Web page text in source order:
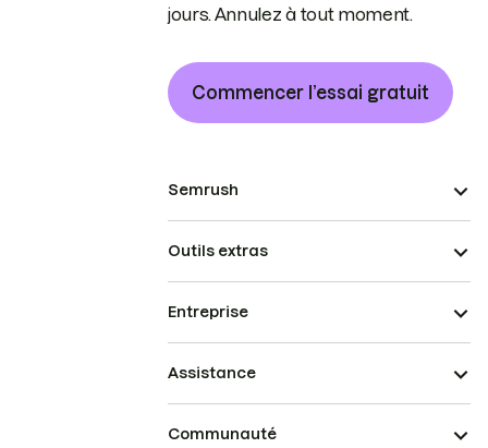
jours. Annulez à tout moment.
Commencer l’essai gratuit
Semrush
Outils extras
Entreprise
Assistance
Communauté